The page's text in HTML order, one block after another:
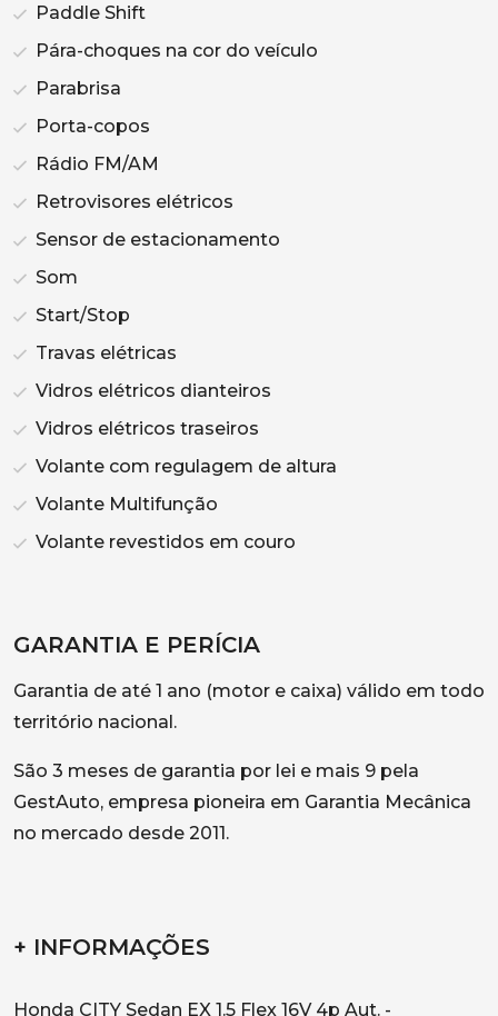
Paddle Shift
Pára-choques na cor do veículo
Parabrisa
Porta-copos
Rádio FM/AM
Retrovisores elétricos
Sensor de estacionamento
Som
Start/Stop
Travas elétricas
Vidros elétricos dianteiros
Vidros elétricos traseiros
Volante com regulagem de altura
Volante Multifunção
Volante revestidos em couro
GARANTIA E PERÍCIA
Garantia de até 1 ano (motor e caixa) válido em todo
território nacional.
São 3 meses de garantia por lei e mais 9 pela
GestAuto, empresa pioneira em Garantia Mecânica
no mercado desde 2011.
+ INFORMAÇÕES
Honda CITY Sedan EX 1.5 Flex 16V 4p Aut. -